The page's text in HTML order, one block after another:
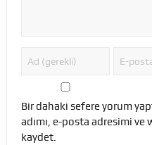
Bir dahaki sefere yorum
adımı, e-posta adresimi ve
kaydet.